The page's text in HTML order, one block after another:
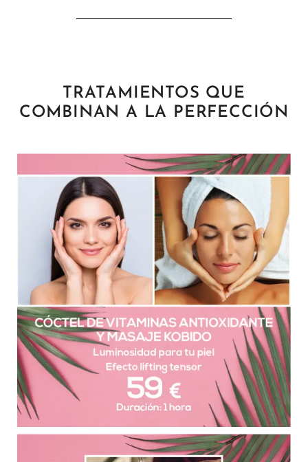
TRATAMIENTOS QUE
COMBINAN A LA PERFECCIÓN